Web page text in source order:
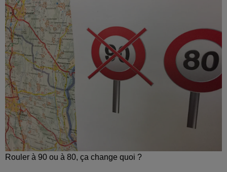
Rouler à 90 ou à 80, ça change quoi ?